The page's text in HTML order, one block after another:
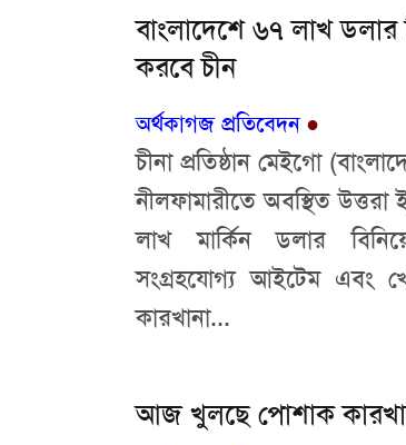
বাংলাদেশে ৬৭ লাখ ডলার
করবে চীন
অর্থকাগজ প্রতিবেদন●
চীনা প্রতিষ্ঠান মেইগো
নীলফামারীতে অবস্থিত
লাখ মার্কিন ডলার
সংগ্রহযোগ্য আইটেম এবং
কারখানা...
আজ খুলছে পোশাক